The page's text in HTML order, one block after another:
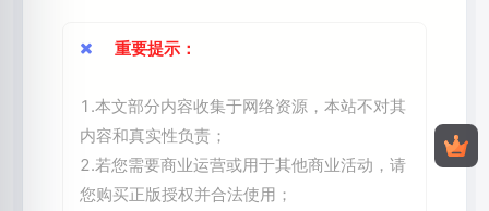
重要提示：
1.本文部分内容收集于网络资源，本站不对其
内容和真实性负责；
2.若您需要商业运营或用于其他商业活动，请
您购买正版授权并合法使用；